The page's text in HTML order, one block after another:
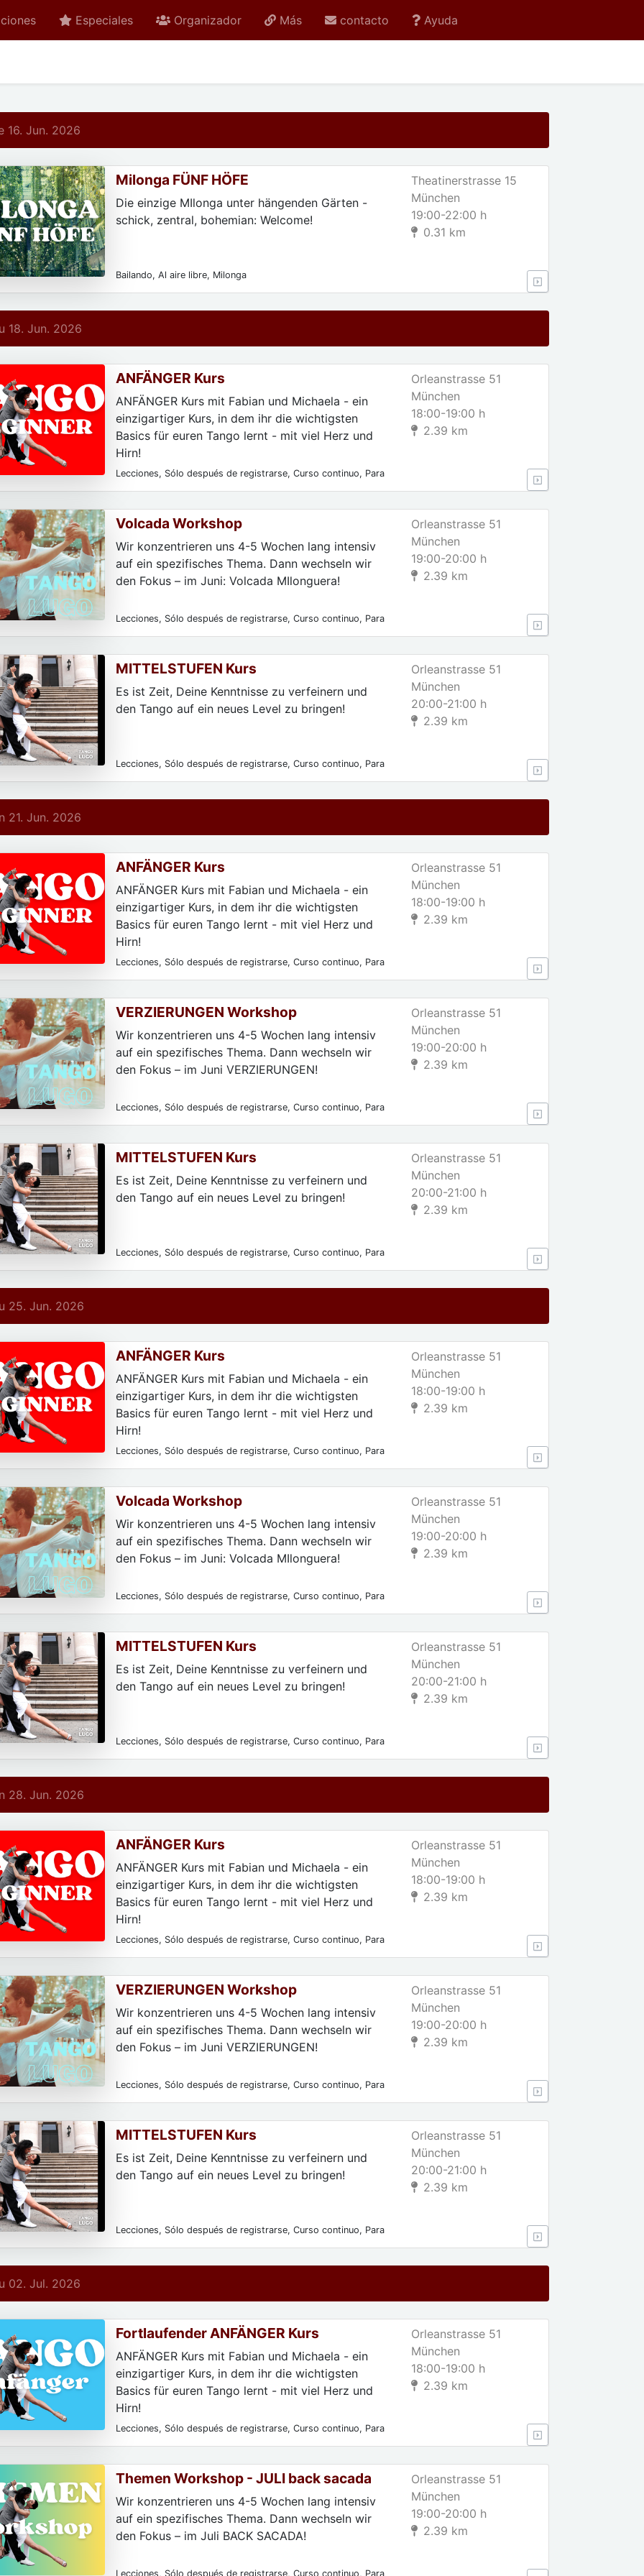
Especiales Organizador Más contacto Ayuda
16. Jun. 2026
Milonga FÜNF HÖFE
Die einzige MIlonga unter hängenden Gärten -
schick, zentral, bohemian: Welcome!
Bailando, Al aire libre, Milonga
Theatinerstrasse 15
München
19:00-22:00 h
0.31 km
18. Jun. 2026
ANFÄNGER Kurs
ANFÄNGER Kurs mit Fabian und Michaela - ein
einzigartiger Kurs, in dem ihr die wichtigsten
Basics für euren Tango lernt - mit viel Herz und
Hirn!
Lecciones, Sólo después de registrarse, Curso continuo, Para
Orleanstrasse 51
München
18:00-19:00 h
2.39 km
Volcada Workshop
Wir konzentrieren uns 4-5 Wochen lang intensiv
auf ein spezifisches Thema. Dann wechseln wir
den Fokus – im Juni: Volcada MIlonguera!
Lecciones, Sólo después de registrarse, Curso continuo, Para
Orleanstrasse 51
München
19:00-20:00 h
2.39 km
MITTELSTUFEN Kurs
Es ist Zeit, Deine Kenntnisse zu verfeinern und
den Tango auf ein neues Level zu bringen!
Lecciones, Sólo después de registrarse, Curso continuo, Para
Orleanstrasse 51
München
20:00-21:00 h
2.39 km
21. Jun. 2026
ANFÄNGER Kurs
ANFÄNGER Kurs mit Fabian und Michaela - ein
einzigartiger Kurs, in dem ihr die wichtigsten
Basics für euren Tango lernt - mit viel Herz und
Hirn!
Lecciones, Sólo después de registrarse, Curso continuo, Para
Orleanstrasse 51
München
18:00-19:00 h
2.39 km
VERZIERUNGEN Workshop
Wir konzentrieren uns 4-5 Wochen lang intensiv
auf ein spezifisches Thema. Dann wechseln wir
den Fokus – im Juni VERZIERUNGEN!
Lecciones, Sólo después de registrarse, Curso continuo, Para
Orleanstrasse 51
München
19:00-20:00 h
2.39 km
MITTELSTUFEN Kurs
Es ist Zeit, Deine Kenntnisse zu verfeinern und
den Tango auf ein neues Level zu bringen!
Lecciones, Sólo después de registrarse, Curso continuo, Para
Orleanstrasse 51
München
20:00-21:00 h
2.39 km
25. Jun. 2026
ANFÄNGER Kurs
ANFÄNGER Kurs mit Fabian und Michaela - ein
einzigartiger Kurs, in dem ihr die wichtigsten
Basics für euren Tango lernt - mit viel Herz und
Hirn!
Lecciones, Sólo después de registrarse, Curso continuo, Para
Orleanstrasse 51
München
18:00-19:00 h
2.39 km
Volcada Workshop
Wir konzentrieren uns 4-5 Wochen lang intensiv
auf ein spezifisches Thema. Dann wechseln wir
den Fokus – im Juni: Volcada MIlonguera!
Lecciones, Sólo después de registrarse, Curso continuo, Para
Orleanstrasse 51
München
19:00-20:00 h
2.39 km
MITTELSTUFEN Kurs
Es ist Zeit, Deine Kenntnisse zu verfeinern und
den Tango auf ein neues Level zu bringen!
Lecciones, Sólo después de registrarse, Curso continuo, Para
Orleanstrasse 51
München
20:00-21:00 h
2.39 km
28. Jun. 2026
ANFÄNGER Kurs
ANFÄNGER Kurs mit Fabian und Michaela - ein
einzigartiger Kurs, in dem ihr die wichtigsten
Basics für euren Tango lernt - mit viel Herz und
Hirn!
Lecciones, Sólo después de registrarse, Curso continuo, Para
Orleanstrasse 51
München
18:00-19:00 h
2.39 km
VERZIERUNGEN Workshop
Wir konzentrieren uns 4-5 Wochen lang intensiv
auf ein spezifisches Thema. Dann wechseln wir
den Fokus – im Juni VERZIERUNGEN!
Lecciones, Sólo después de registrarse, Curso continuo, Para
Orleanstrasse 51
München
19:00-20:00 h
2.39 km
MITTELSTUFEN Kurs
Es ist Zeit, Deine Kenntnisse zu verfeinern und
den Tango auf ein neues Level zu bringen!
Lecciones, Sólo después de registrarse, Curso continuo, Para
Orleanstrasse 51
München
20:00-21:00 h
2.39 km
02. Jul. 2026
Fortlaufender ANFÄNGER Kurs
ANFÄNGER Kurs mit Fabian und Michaela - ein
einzigartiger Kurs, in dem ihr die wichtigsten
Basics für euren Tango lernt - mit viel Herz und
Hirn!
Lecciones, Sólo después de registrarse, Curso continuo, Para
Orleanstrasse 51
München
18:00-19:00 h
2.39 km
Themen Workshop - JULI back sacada
Wir konzentrieren uns 4-5 Wochen lang intensiv
auf ein spezifisches Thema. Dann wechseln wir
den Fokus – im Juli BACK SACADA!
Lecciones, Sólo después de registrarse, Curso continuo, Para
Orleanstrasse 51
München
19:00-20:00 h
2.39 km